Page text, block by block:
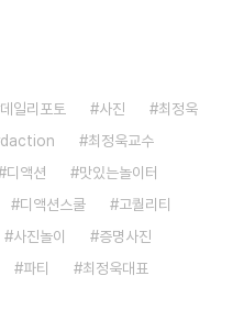
데일리포토 사진
최정욱
daction
최정욱교수
디액션
맛있는놀이터
디액션스쿨
고퀄리티
사진놀이
증명사진
파티
최정욱대표